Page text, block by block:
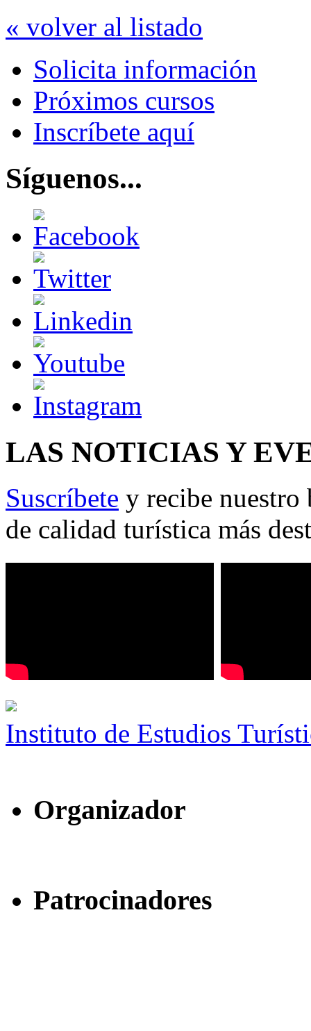
« volver al listado
Solicita información
Próximos cursos
Inscríbete aquí
Síguenos...
LAS NOTICIAS Y
Suscríbete y recibe nuestro
de calidad turística más
Instituto de Estudios
Organizador
Patrocinadores